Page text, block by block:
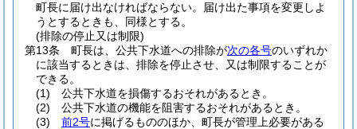
町長に届け出なければならない。
届け出た事項を変更しよ
うとするときも、同様とする。
(排除の停止又は制限)
第13条
町長は、公共下水道への排除が次の各号のいずれか
に該当するときは、排除を停止させ、又は制限することが
できる。
(1)
公共下水道を損傷するおそれがあるとき。
(2)
公共下水道の機能を阻害するおそれがあるとき。
(3)
前2号に掲げるもののほか、町長が管理上必要がある